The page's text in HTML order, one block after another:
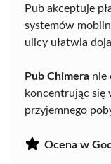
Pub akceptuje
systemów
ulicy ułatwia
Pub Chimera nie
koncentrując się
przyjemnego
Ocena w